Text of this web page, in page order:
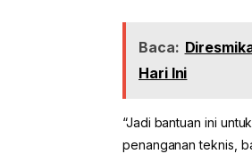
Baca:
Hari Ini
“Jadi bantuan ini
penanganan teknis,